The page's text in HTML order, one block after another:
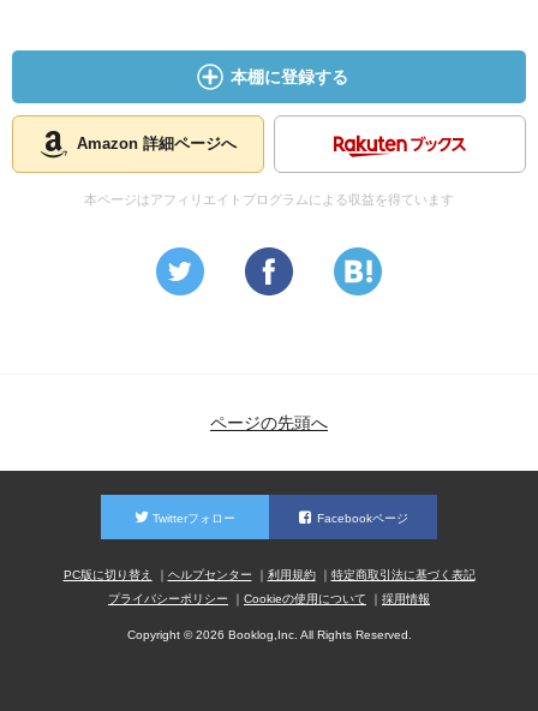
本棚に登録する
Amazon 詳細ページへ
本ページはアフィリエイトプログラムによる収益を得ています
ページの先頭へ
Twitterフォロー Facebookページ
PC版に切り替え ヘルプセンター 利用規約
特定商取引法に基づく表記
プライバシーポリシー
Cookieの使用について 採用情報
Copyright © 2026 Booklog,Inc. All Rights Reserved.